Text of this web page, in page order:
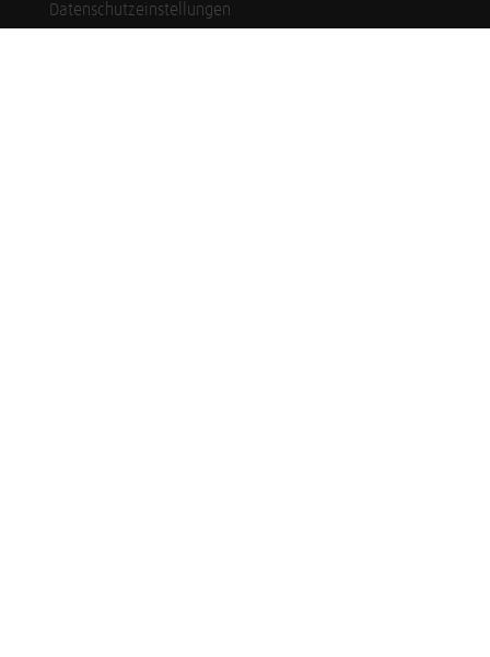
Datenschutzeinstellungen